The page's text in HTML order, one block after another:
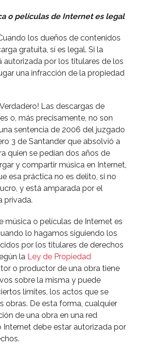
o pelí­culas de Internet es legal
los dueños de contenidos
gratuita, sí­ es legal. Si la
autorizada por los titulares de los
una infracción de la propiedad
Las descargas de
o, más precisamente, no son
sentencia de 2006 del juzgado
3 de Santander que absolvió a
quien se pedí­an dos años de
y compartir música en Internet,
esa práctica no es delito, si no
y está amparada por el
privada.
música o pelí­culas de Internet es
lo hagamos siguiendo los
por los titulares de derechos
la Ley de Propiedad
o productor de una obra tiene
sobre la misma y puede
lí­mites, los actos que se
obras. De esta forma, cualquier
de una obra en una red
debe estar autorizada por